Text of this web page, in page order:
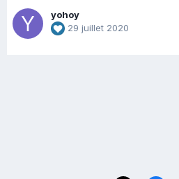
yohoy
29 juillet 2020